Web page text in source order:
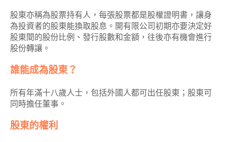
股東亦稱為股票持有人，每張股票都是股權證明書，讓身
為投資者的股東能換取股息。開有限公司初期亦要決定好
股東間的股份比例、發行股數和金額，往後亦有機會進行
股份轉讓。
誰能成為股東？
所有年滿十八歲人士，包括外國人都可出任股東；股東可
同時擔任董事。
股東的權利